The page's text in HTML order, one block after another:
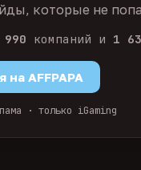
которые не
990 компаний и 1
на AFFPAPA
· только iGaming